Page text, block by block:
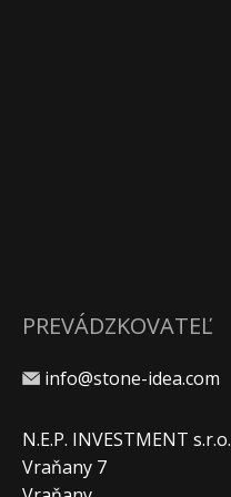
PREVÁDZKOVATEĽ
info@stone-idea.com
N.E.P. INVESTMENT s.r.o.
Vraňany 7